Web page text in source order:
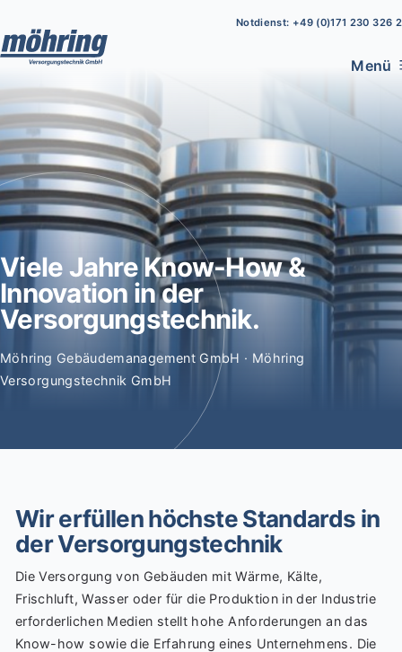
Notdienst: +49 (0)171 230 326 2
Menü
Viele Jahre Know-How &
Innovation in der
Versorgungstechnik.
Möhring Gebäudemanagement GmbH · Möhring
Versorgungstechnik GmbH
Wir erfüllen höchste Standards in
der Versorgungstechnik
Die Versorgung von Gebäuden mit Wärme, Kälte,
Frischluft, Wasser oder für die Produktion in der Industrie
erforderlichen Medien stellt hohe Anforderungen an das
Know-how sowie die Erfahrung eines Unternehmens. Die